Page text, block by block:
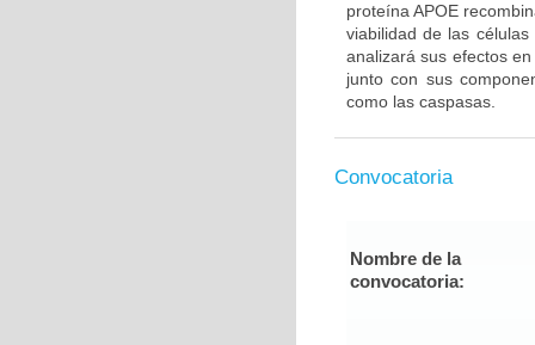
proteína APOE
viabilidad de las
analizará sus efectos
junto con sus
como las caspasas.
Convocatoria
Nombre de la
convocatoria: